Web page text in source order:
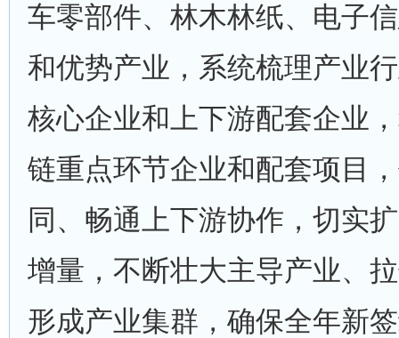
车零部件、林木林纸、电子
和优势产业，系统梳理产业
核心企业和上下游配套企业
链重点环节企业和配套项目
同、畅通上下游协作，切实
增量，不断壮大主导产业、
形成产业集群，确保全年新